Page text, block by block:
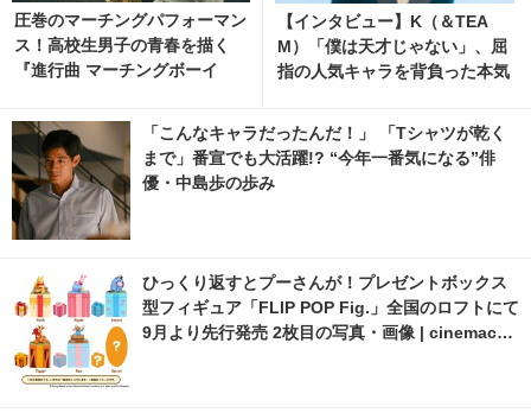
圧巻のマーチングパフォーマン
ス！高校生男子の青春を描く
『進行曲 マーチングボーイ
【インタビュー】K（＆TEA
M）「僕は天才じゃない」、屈
指の人気キャラを背負った本気
「こんなキャラだったんだ！」 「Tシャツが乾く
まで」番宣でも大活躍!? “今年一番気になる”俳
優・中島歩の歩み
ひっくり返すとプーさんが！プレゼントボックス
型フィギュア「FLIP POP Fig.」全国のロフトにて
9月より先行発売 2枚目の写真・画像 | cinemacaf